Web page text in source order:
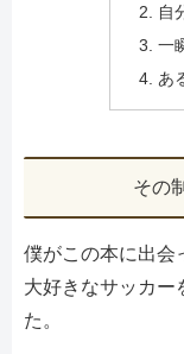
自
一
あ
その
僕がこの本に出会
大好きなサッカー
た。